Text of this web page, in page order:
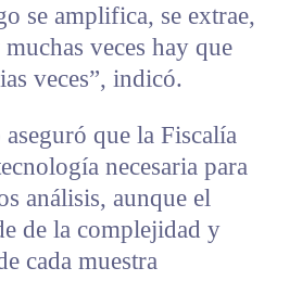
se amplifica, se extrae,
veces hay que
veces”, indicó.
que la Fiscalía
necesaria para
análisis, aunque el
de la complejidad y
cada muestra